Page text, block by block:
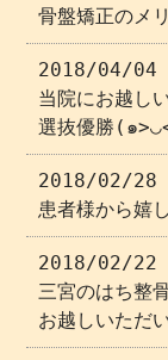
骨盤矯正のメ
2018/04/04
当院にお越し
選抜優勝(๑
2018/02/28
患者様から嬉
2018/02/22
三宮のはち整
お越しいただ